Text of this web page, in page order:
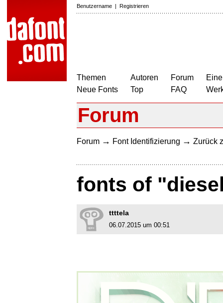
Benutzername | Registrieren
Themen
Neue Fonts
Autoren
Top
Forum
FAQ
Forum
Forum → Font Identifizierung → Zurück
fonts of
ttttela
06.07.2015 um 00:51